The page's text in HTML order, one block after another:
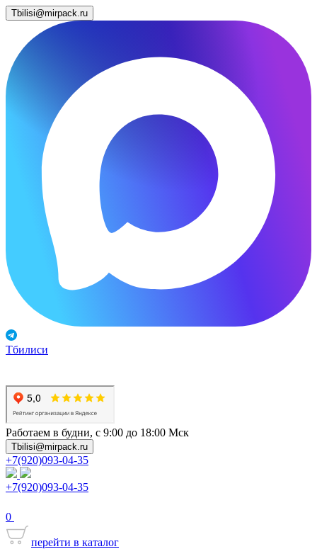
Tbilisi@mirpack.ru
Тбилиси
Работаем в будни, с 9:00 до 18:00 Мск
Tbilisi@mirpack.ru
+7(920)093-04-35
+7(920)093-04-35
0
перейти в каталог